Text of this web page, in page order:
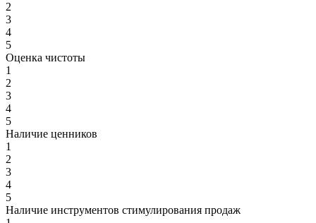
2
3
4
5
Оценка чистоты
1
2
3
4
5
Наличие ценников
1
2
3
4
5
Наличие инструментов стимулирования продаж